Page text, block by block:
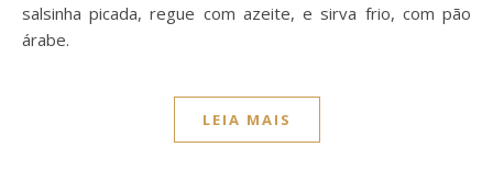
salsinha picada, regue com azeite, e sirva frio, com pão
árabe.
LEIA MAIS